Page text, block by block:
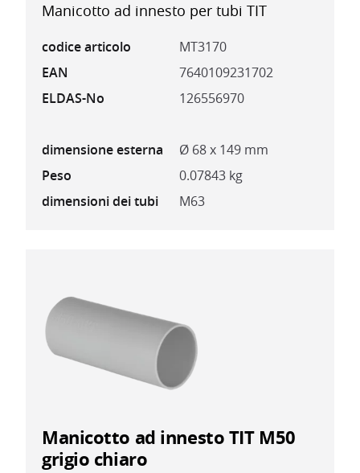
Manicotto ad innesto per tubi TIT
codice articolo
MT3170
EAN
7640109231702
ELDAS-No
126556970
dimensione esterna
Ø 68 x 149 mm
Peso
0.07843 kg
dimensioni dei tubi
M63
Manicotto ad innesto TIT M50
grigio chiaro